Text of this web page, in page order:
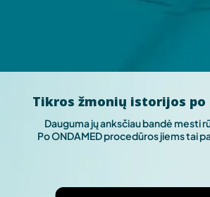
Tikros žmonių istorijos po
Dauguma jų anksčiau bandė mesti
Po ONDAMED procedūros jiems tai